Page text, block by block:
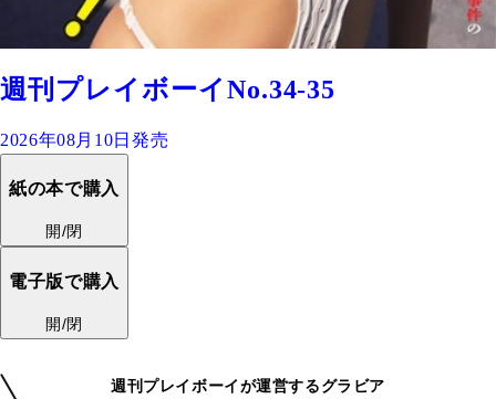
週刊プレイボーイNo.34-35
2026年08月10日発売
紙の本で購入
開/閉
電子版で購入
開/閉
週刊プレイボーイが運営するグラビア